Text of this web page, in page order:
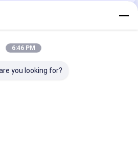
αερολιμένων
6:46 PM
you looking for?